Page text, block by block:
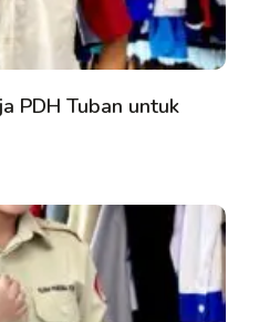
PDH Tuban untuk